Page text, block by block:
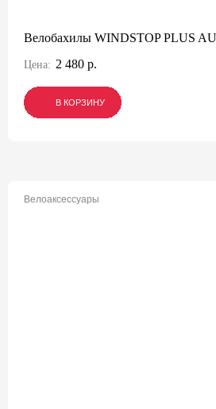
Велобахилы WINDSTOP PLUS
Цена: 2 480 р.
В КОРЗИНУ
В КОРЗИНУ
В КОРЗИНУ
Велоаксессуары